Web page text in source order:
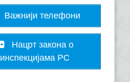
Важнији телефони
Нацрт закона о
инспекцијама РС